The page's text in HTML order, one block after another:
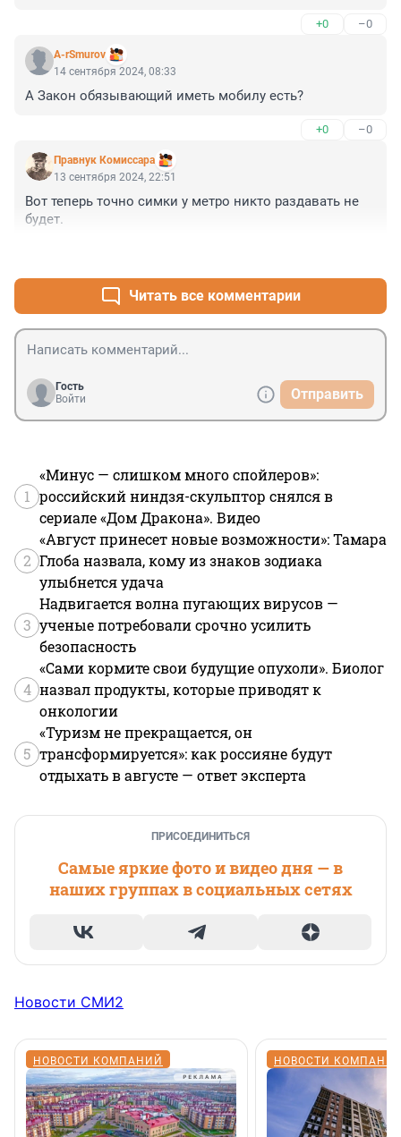
+0 –0
A-rSmurov
14 сентября 2024, 08:33
А Закон обязывающий иметь мобилу есть?
+0 –0
Правнук Комиссара
13 сентября 2024, 22:51
Вот теперь точно симки у метро никто раздавать не
будет.
Читать все комментарии
Гость
Войти
Отправить
1
«Минус — слишком много спойлеров»:
российский ниндзя-скульптор снялся в
сериале «Дом Дракона». Видео
2
«Август принесет новые возможности»: Тамара
Глоба назвала, кому из знаков зодиака
улыбнется удача
3
Надвигается волна пугающих вирусов —
ученые потребовали срочно усилить
безопасность
4
«Сами кормите свои будущие опухоли». Биолог
назвал продукты, которые приводят к
онкологии
5
«Туризм не прекращается, он
трансформируется»: как россияне будут
отдыхать в августе — ответ эксперта
ПРИСОЕДИНИТЬСЯ
Самые яркие фото и видео дня — в
наших группах в социальных сетях
Новости СМИ2
НОВОСТИ КОМПАНИЙ НОВОСТИ